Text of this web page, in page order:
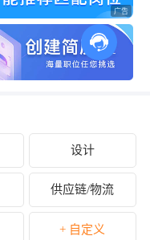
市经营性人力资源
果的通知
份福清市失业保险支
能补贴的公示
华 聚福州”大学生暑
办职业培训机构年
3月职业培训 “见证
设计
供应链/物流
+ 自定义